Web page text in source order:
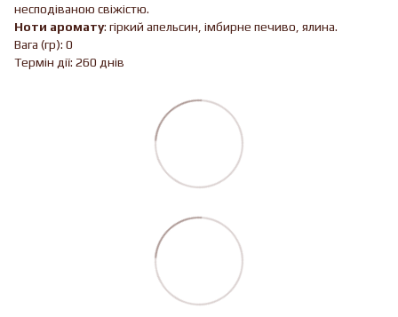
несподіваною свіжістю.
Ноти аромату: гіркий апельсин, імбирне печиво, ялина.
Вага (гр): 0
Термін дії: 260 днів